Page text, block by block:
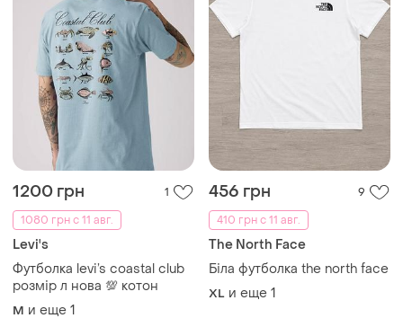
1200 грн
1
1080 грн с 11 авг.
Levi's
Футболка levi’s coastal club
розмір л нова 💯 котон
M и еще 1
456 грн
9
410 грн с 11 авг.
The North Face
Біла футболка the north face
XL и еще 1